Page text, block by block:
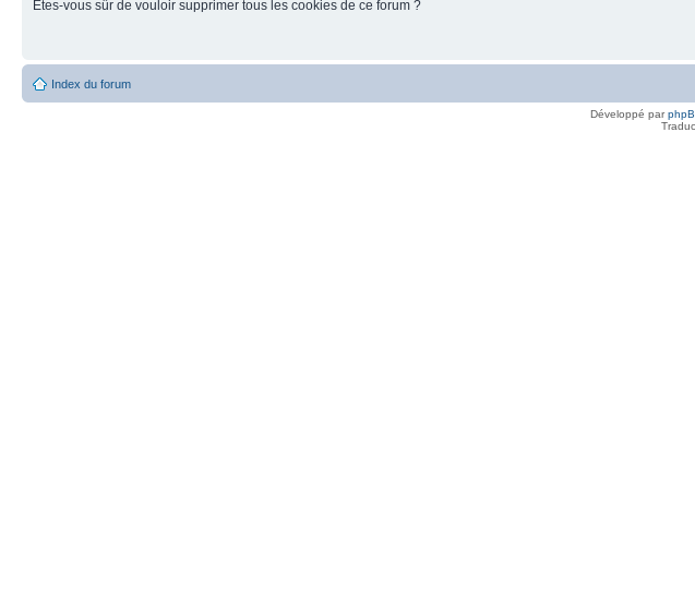
Êtes-vous sûr de vouloir supprimer tous les cookies de ce forum ?
Index du forum
Développé par